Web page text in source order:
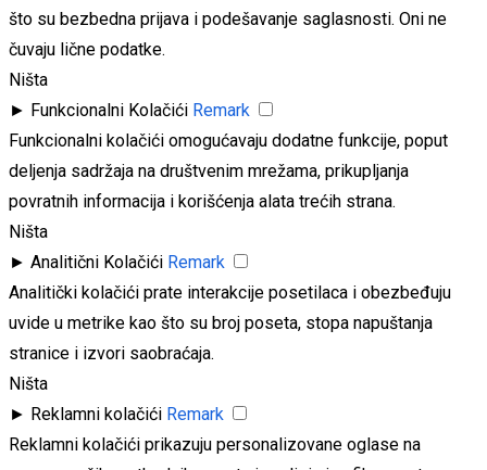
što su bezbedna prijava i podešavanje saglasnosti. Oni ne
čuvaju lične podatke.
Ništa
► Funkcionalni Kolačići Remark
Funkcionalni kolačići omogućavaju dodatne funkcije, poput
deljenja sadržaja na društvenim mrežama, prikupljanja
povratnih informacija i korišćenja alata trećih strana.
Ništa
► Analitični Kolačići Remark
Analitički kolačići prate interakcije posetilaca i obezbeđuju
uvide u metrike kao što su broj poseta, stopa napuštanja
stranice i izvori saobraćaja.
Ništa
► Reklamni kolačići Remark
Reklamni kolačići prikazuju personalizovane oglase na